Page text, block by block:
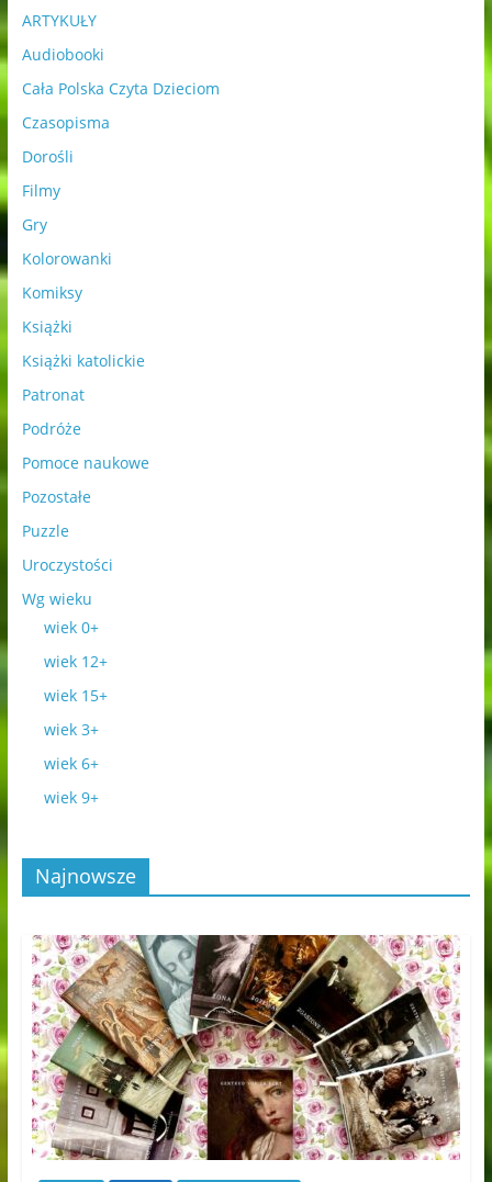
ARTYKUŁY
Audiobooki
Cała Polska Czyta Dzieciom
Czasopisma
Dorośli
Filmy
Gry
Kolorowanki
Komiksy
Książki
Książki katolickie
Patronat
Podróże
Pomoce naukowe
Pozostałe
Puzzle
Uroczystości
Wg wieku
wiek 0+
wiek 12+
wiek 15+
wiek 3+
wiek 6+
wiek 9+
Najnowsze